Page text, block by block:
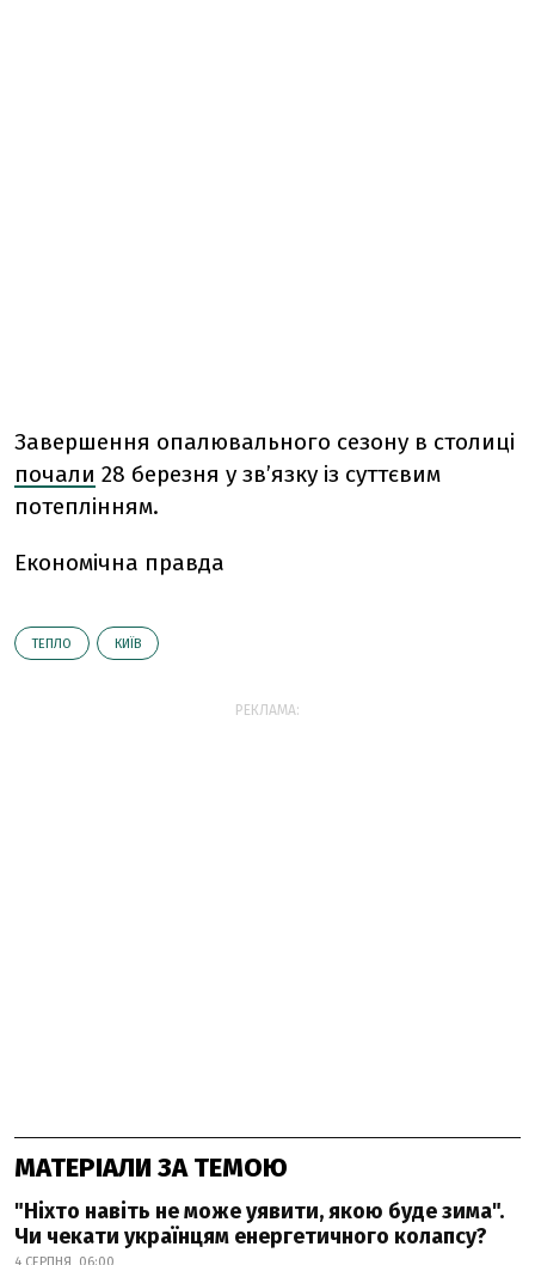
Завершення опалювального сезону в столиці
почали 28 березня у зв’язку із суттєвим
потеплінням.
Економічна правда
ТЕПЛО КИЇВ
РЕКЛАМА:
МАТЕРІАЛИ ЗА ТЕМОЮ
"Ніхто навіть не може уявити, якою буде зима".
Чи чекати українцям енергетичного колапсу?